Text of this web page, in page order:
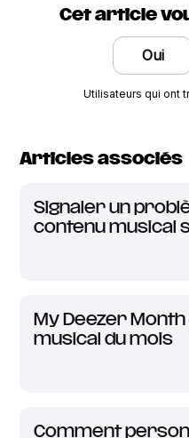
Cet article
Oui
Utilisateurs qui ont
Articles associés
Signaler un
contenu musical
My Deezer
musical du mois
Comment